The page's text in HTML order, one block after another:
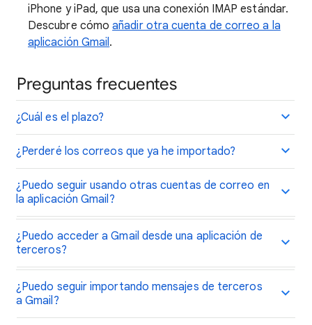
iPhone y iPad, que usa una conexión IMAP estándar.
Descubre cómoañadir otra cuenta de correo a la
aplicación Gmail.
Preguntas frecuentes
¿Cuál es el plazo?
¿Perderé los correos que ya he importado?
¿Puedo seguir usando otras cuentas de correo en
la aplicación Gmail?
¿Puedo acceder a Gmail desde una aplicación de
terceros?
¿Puedo seguir importando mensajes de terceros
a Gmail?